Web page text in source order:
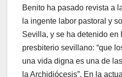
Benito ha pasado revista a
la ingente labor pastoral y
Sevilla, y se ha detenido en
presbiterio sevillano: “que
una vida digna es una de
la Archidiócesis”. En la